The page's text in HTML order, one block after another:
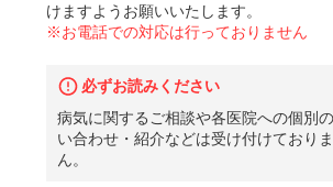
けますようお願いいたします。
※お電話での対応は行っておりません
必ずお読みください
病気に関するご相談や各医院への個別
い合わせ・紹介などは受け付けており
ん。